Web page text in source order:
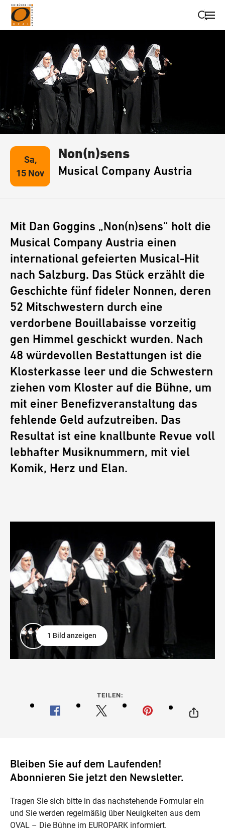
Suche schließen
Wegbeschreibung erhalten
Sa,
15 Nov
Non(n)sens
Musical Company Austria
Mit Dan Goggins „Non(n)sens“ holt die
Musical Company Austria einen
international gefeierten Musical-Hit
nach Salzburg. Das Stück erzählt die
Geschichte fünf fideler Nonnen, deren
52 Mitschwestern durch eine
verdorbene Bouillabaisse vorzeitig
gen Himmel geschickt wurden. Nach
48 würdevollen Bestattungen ist die
Klosterkasse leer und die Schwestern
ziehen vom Kloster auf die Bühne, um
mit einer Benefizveranstaltung das
fehlende Geld aufzutreiben. Das
Resultat ist eine knallbunte Revue voll
lebhafter Musiknummern, mit viel
Komik, Herz und Elan.
1 Bild anzeigen
TEILEN:
Bleiben Sie auf dem Laufenden!
Abonnieren Sie jetzt den Newsletter.
Tragen Sie sich bitte in das nachstehende Formular ein
und Sie werden regelmäßig über Neuigkeiten aus dem
OVAL – Die Bühne im EUROPARK informiert.